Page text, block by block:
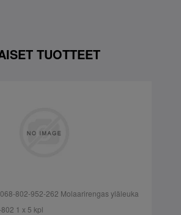
TUOTTEET
802-952-262 Molaarirengas yläleuka
1 x 5 kpl